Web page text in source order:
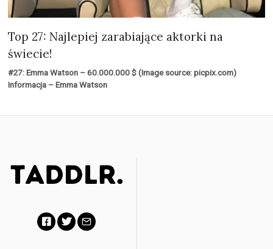
Top 27: Najlepiej zarabiające aktorki na
świecie!
#27: Emma Watson – 60.000.000 $ (Image source: picpix.com)
Informacja – Emma Watson